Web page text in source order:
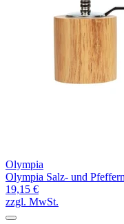
Olympia
Olympia Salz- und
19,15 €
zzgl. MwSt.